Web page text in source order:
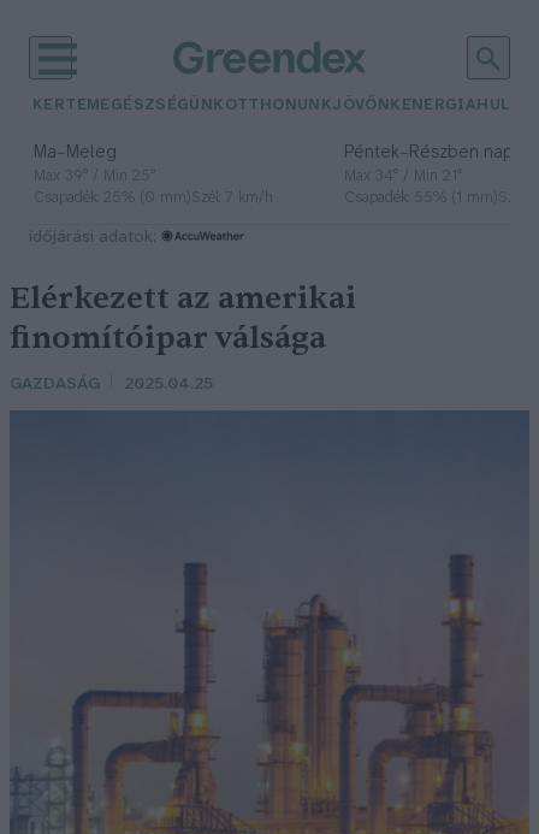
KERTEM EGÉSZSÉGÜNK OTTHONUNKJÖVŐNK ENERGIA
Ma– Meleg
Max 39° / Min 25°
Csapadék: 25% (0 mm)Szél: 7 km/h
Péntek– Részben
Max 34° / Min 21°
Csapadék: 55% (1 mm)Szél:
időjárási adatok:
Elérkezett az amerikai
finomítóipar válsága
GAZDASÁG 2025.04.25